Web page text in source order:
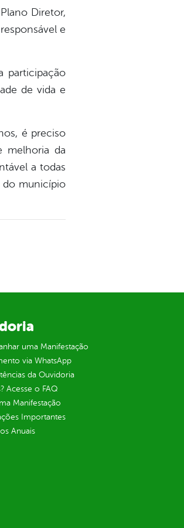
Diretor,
e
participação
de vida e
é preciso
melhoria da
a todas
do município
uma Manifestação
via WhatsApp
da Ouvidoria
Acesse o FAQ
Manifestação
Importantes
Anuais